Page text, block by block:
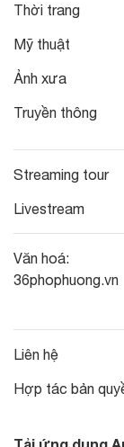
Thời trang
Mỹ thuật
Ảnh xưa
Truyền thông
Streaming tour
Livestream
Văn hoá:
36phophuong.vn
Liên hệ
Hợp tác bản